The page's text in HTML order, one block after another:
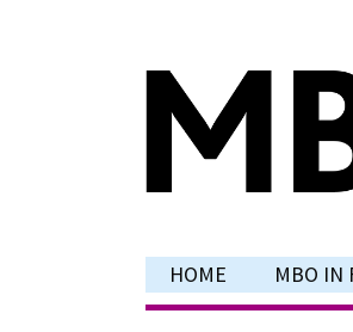
HOME MBO IN